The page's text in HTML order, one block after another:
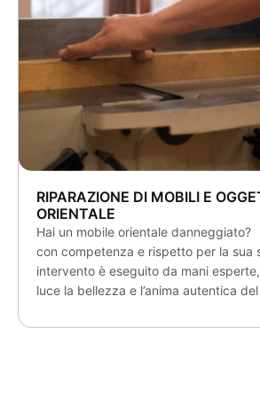
RIPARAZIONE DI MOBILI E
ORIENTALE
Hai un mobile orientale
con competenza e rispetto per la sua
intervento è eseguito da mani
luce la bellezza e l’anima autentica